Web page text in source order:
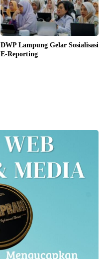
DWP Lampung Gelar Sosialisasi
E-Reporting